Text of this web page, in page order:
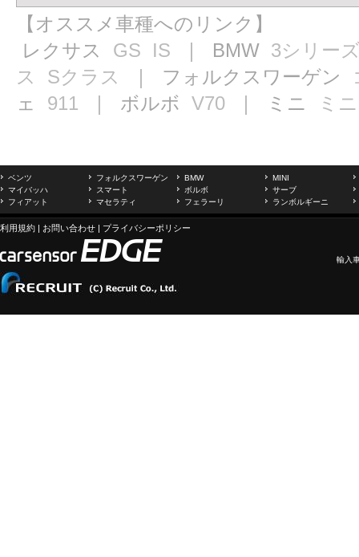
【オススメ車種へのリンク】
レクサス GS IS ｜ BMW 3シリー
ス
Sクラス ｜ フォルクスワーゲン
ェ 911 ｜ ボルボ V70 ｜ ミニ ミニ
ベンツ フォルクスワーゲン BMW
MINI
マイバッハ
スマート ボルボ
サーブ
フィアット
マセラティ フェラーリ ランボルギーニ
利用規約 | お問い合わせ | プライバシーポリシー
輸入